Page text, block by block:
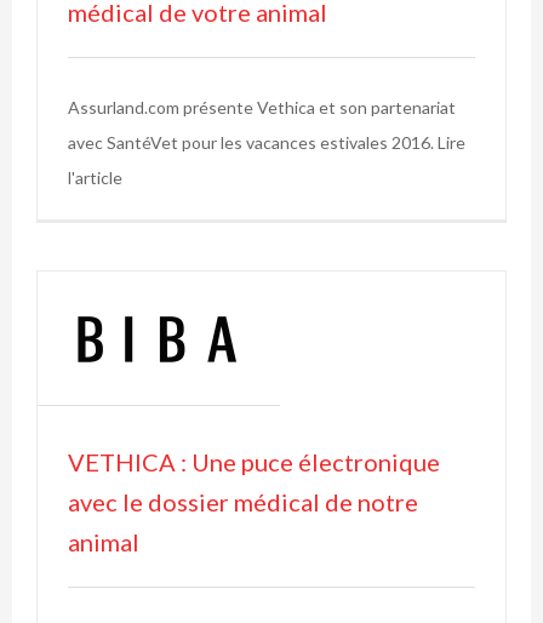
médical de votre animal
Assurland.com présente Vethica et son partenariat
avec SantéVet pour les vacances estivales 2016. Lire
l'article
VETHICA : Une puce électronique
avec le dossier médical de notre
animal